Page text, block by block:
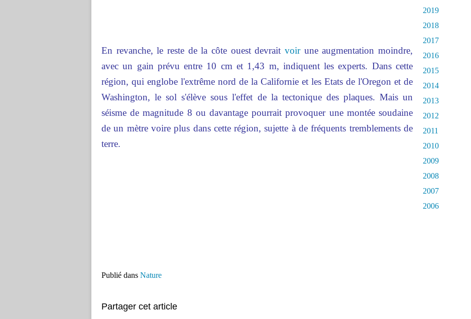
En revanche, le reste de la côte ouest devrait voirune augmentation moindre,
avec un gain prévu entre 10 cm et 1,43 m, indiquent les experts. Dans cette
région, qui englobe l'extrême nord de la Californie et les Etats de l'Oregon et de
Washington, le sol s'élève sous l'effet de la tectonique des plaques. Mais un
séisme de magnitude 8 ou davantage pourraitprovoquerune montée soudaine
de un mètre voire plus dans cette région, sujette à de fréquents tremblements de
terre.
Publié dans Nature
Partager cet article
2019
2018
2017
2016
2015
2014
2013
2012
2011
2010
2009
2008
2007
2006